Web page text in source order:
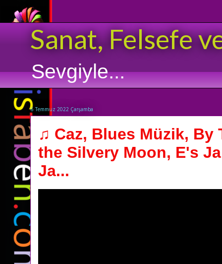
Sanat, Felsefe
Sevgiyle...
6 Temmuz 2022 Çarşamba
♫ Caz, Blues Müzik, By
the Silvery Moon, E's
Ja...